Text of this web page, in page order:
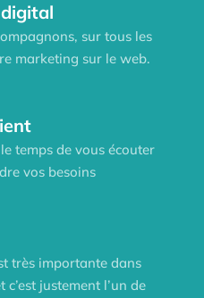
sur tous les
marketing sur le web.
temps de vous écouter
vos besoins
très importante dans
c’est justement l’un de